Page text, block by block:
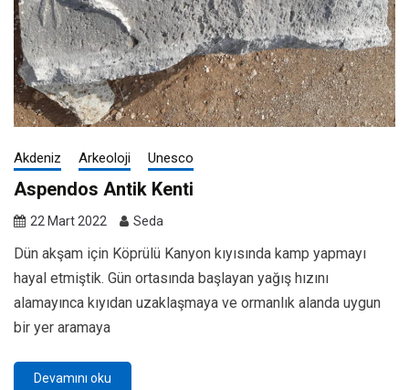
Akdeniz Arkeoloji Unesco
Aspendos Antik Kenti
22 Mart 2022 Seda
Dün akşam için Köprülü Kanyon kıyısında kamp yapmayı
hayal etmiştik. Gün ortasında başlayan yağış hızını
alamayınca kıyıdan uzaklaşmaya ve ormanlık alanda uygun
bir yer aramaya
Devamını oku